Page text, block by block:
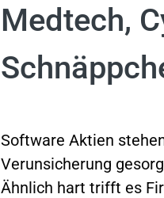
Medtech,
Software Aktien
Verunsicherung
Ähnlich hart trifft es